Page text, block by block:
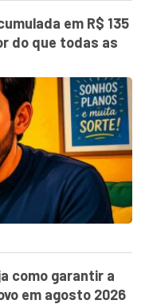
em R$ 135
do que todas as
como garantir a
em agosto 2026